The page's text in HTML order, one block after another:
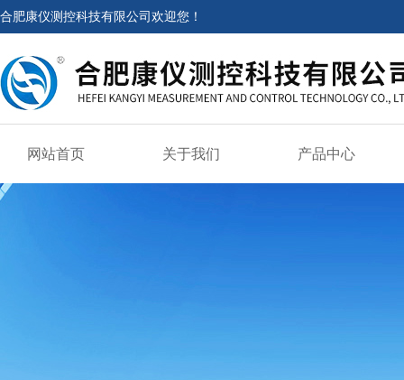
合肥康仪测控科技有限公司欢迎您！
网站首页 关于我们 产品中心